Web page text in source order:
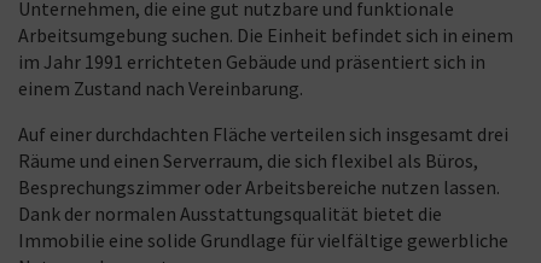
Unternehmen, die eine gut nutzbare und funktionale
Arbeitsumgebung suchen. Die Einheit befindet sich in einem
im Jahr 1991 errichteten Gebäude und präsentiert sich in
einem Zustand nach Vereinbarung.
Auf einer durchdachten Fläche verteilen sich insgesamt drei
Räume und einen Serverraum, die sich flexibel als Büros,
Besprechungszimmer oder Arbeitsbereiche nutzen lassen.
Dank der normalen Ausstattungsqualität bietet die
Immobilie eine solide Grundlage für vielfältige gewerbliche